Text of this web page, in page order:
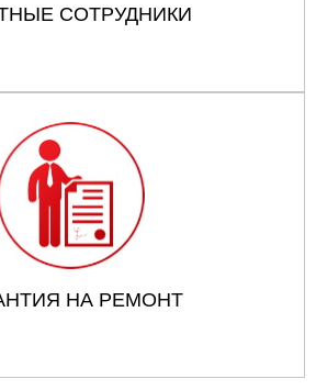
СОТРУДНИКИ
НА РЕМОНТ